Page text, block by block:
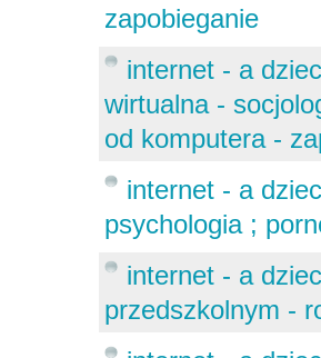
zapobieganie
internet - a
wirtualna -
od komputera -
internet - a
psychologia ;
internet - a
przedszkolnym -